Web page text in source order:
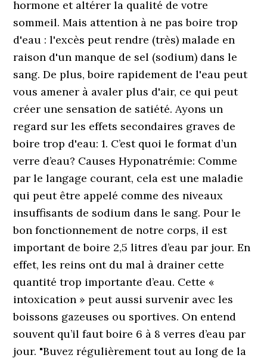
hormone et altérer la qualité de votre
sommeil. Mais attention à ne pas boire trop
d'eau : l'excès peut rendre (très) malade en
raison d'un manque de sel (sodium) dans le
sang. De plus, boire rapidement de l'eau peut
vous amener à avaler plus d'air, ce qui peut
créer une sensation de satiété. Ayons un
regard sur les effets secondaires graves de
boire trop d'eau: 1. C’est quoi le format d’un
verre d’eau? Causes Hyponatrémie: Comme
par le langage courant, cela est une maladie
qui peut être appelé comme des niveaux
insuffisants de sodium dans le sang. Pour le
bon fonctionnement de notre corps, il est
important de boire 2,5 litres d’eau par jour. En
effet, les reins ont du mal à drainer cette
quantité trop importante d’eau. Cette «
intoxication » peut aussi survenir avec les
boissons gazeuses ou sportives. On entend
souvent qu’il faut boire 6 à 8 verres d’eau par
jour. "Buvez régulièrement tout au long de la